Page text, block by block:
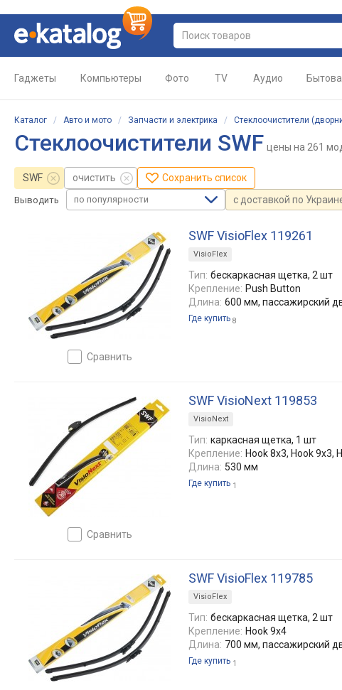
Гаджеты Компьютеры Фото TV Аудио
Каталог / Авто и мото / Запчасти и электрика / Стеклоочистители
Стеклоочистители SWF цены на 261
SWF очистить Сохранить список
Выводить по популярности с доставкой по
сравнить
SWF VisioFlex 119261
VisioFlex
Тип: бескаркасная щетка, 2 шт
Крепление: Push Button
Длина: 600 мм, пассажирский
Где купить 8
сравнить
SWF VisioNext 119853
VisioNext
Тип: каркасная щетка, 1 шт
Крепление: Hook 8x3, Hook 9x3,
Длина: 530 мм
Где купить 1
SWF VisioFlex 119785
VisioFlex
Тип: бескаркасная щетка, 2 шт
Крепление: Hook 9x4
Длина: 700 мм, пассажирский
Где купить 1